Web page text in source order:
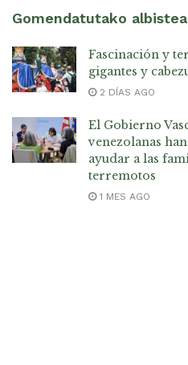
Gomendatutako
Fascinación y
gigantes y
2 DÍAS AGO
El Gobierno
venezolanas
ayudar a las
terremotos
1 MES AGO